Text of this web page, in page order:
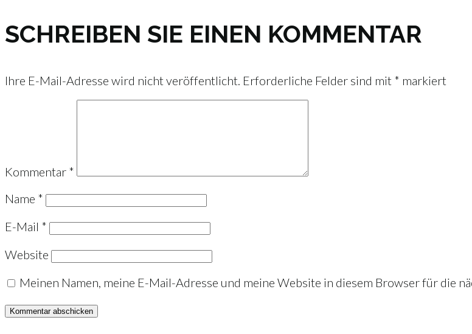
SCHREIBEN SIE EINEN KOMMENTAR
Ihre E-Mail-Adresse wird nicht veröffentlicht. Erforderliche Felder sind mit * markiert
Kommentar *
Name *
E-Mail *
Website
Meinen Namen, meine E-Mail-Adresse und meine Website in diesem Browser für die